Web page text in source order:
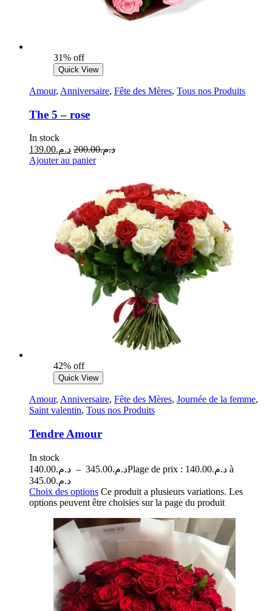
31% off
Quick View
Amour, Anniversaire, Fête des Mères, Tous nos Produits
The 5 – rose
In stock
د.م.139.00 د.م.200.00
Ajouter au panier
42% off
Quick View
Amour, Anniversaire, Fête des Mères, Journée de la femme,
Saint valentin, Tous nos Produits
Tendre Amour
In stock
د.م.140.00 – د.م.345.00
Plage de prix : د.م.140.00 à
د.م.345.00
Choix des options Ce produit a plusieurs variations. Les
options peuvent être choisies sur la page du produit